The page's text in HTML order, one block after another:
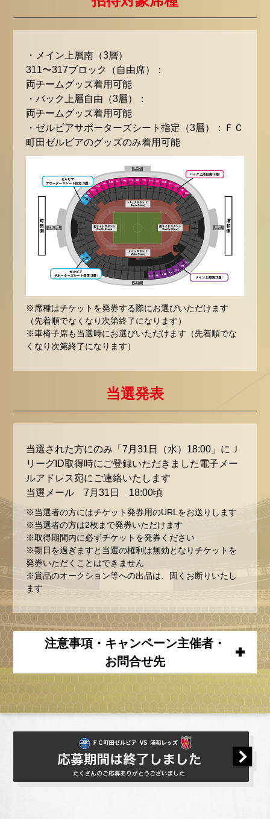
・メイン上層南（3層）
311〜317ブロック（自由席）：
両チームグッズ着用可能
・バック上層自由（3層）：
両チームグッズ着用可能
・ゼルビアサポーターズシート指定（3層）：ＦＣ
町田ゼルビアのグッズのみ着用可能
※席種はチケットを発券する際にお選びいただけます
（先着順でなくなり次第終了になります）
※車椅子席も当選時にお選びいただけます（先着順でな
くなり次第終了になります）
当選発表
当選された方にのみ「7月31日（水）18:00」にＪ
リーグID取得時にご登録いただきました電子メー
ルアドレス宛にご連絡いたします
当選メール 7月31日 18:00頃
※当選者の方にはチケット発券用のURLをお送りします
※当選者の方は2枚まで発券いただけます
※取得期間内に必ずチケットを発券ください
※期日を過ぎますと当選の権利は無効となりチケットを
発券いただくことはできません
※賞品のオークション等への出品は、固くお断りいたし
ます
注意事項・キャンペーン主催者・
お問合せ先
お申し込みにあたっては、ＪリーグID登録（会
員登録無料）が必要です。
本キャンペーンへの応募は、お一人様１回限り
とさせていただきます（重複して応募された場
合は、最新の応募を有効とします）
ご登録内容に虚偽があった場合は、応募資格・